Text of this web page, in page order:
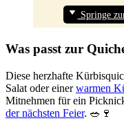
Springe
Was passt zur
Diese herzhafte
Salat oder einerwarmen
Mitnehmen für ein
der nächsten Feier. 🥗🍷